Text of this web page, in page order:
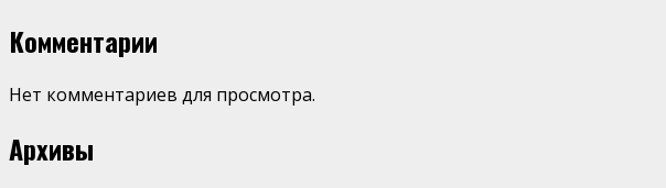
Комментарии
Нет комментариев для просмотра.
Архивы